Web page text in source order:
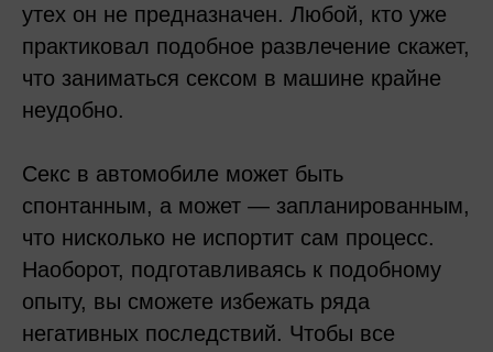
утех он не предназначен. Любой, кто уже
практиковал подобное развлечение скажет,
что заниматься сексом в машине крайне
неудобно.
Секс в автомобиле может быть
спонтанным, а может — запланированным,
что нисколько не испортит сам процесс.
Наоборот, подготавливаясь к подобному
опыту, вы сможете избежать ряда
негативных последствий. Чтобы все